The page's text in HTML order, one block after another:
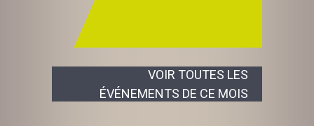
VOIR TOUTES LES
ÉVÉNEMENTS DE CE MOIS